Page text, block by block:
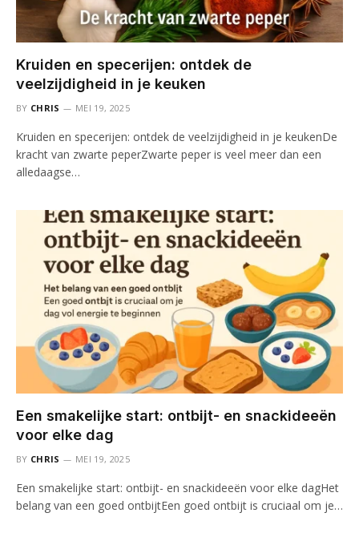
Kruiden en specerijen: ontdek de
veelzijdigheid in je keuken
BY CHRIS MEI 19, 2025
Kruiden en specerijen: ontdek de veelzijdigheid in je keukenDe
kracht van zwarte peperZwarte peper is veel meer dan een
alledaagse…
Een smakelijke start: ontbijt- en snackideeën
voor elke dag
BY CHRIS MEI 19, 2025
Een smakelijke start: ontbijt- en snackideeën voor elke dagHet
belang van een goed ontbijtEen goed ontbijt is cruciaal om je…